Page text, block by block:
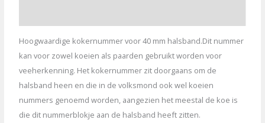
Hoogwaardige kokernummer voor 40 mm halsband.Dit nummer
kan voor zowel koeien als paarden gebruikt worden voor
veeherkenning. Het kokernummer zit doorgaans om de
halsband heen en die in de volksmond ook wel koeien
nummers genoemd worden, aangezien het meestal de koe is
die dit nummerblokje aan de halsband heeft zitten.